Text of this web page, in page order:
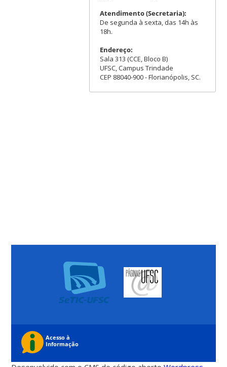
Atendimento (Secretaria):
De segunda à sexta, das 14h às
18h.
Endereço:
Sala 313 (CCE, Bloco B)
UFSC, Campus Trindade
CEP 88040-900 - Florianópolis, SC.